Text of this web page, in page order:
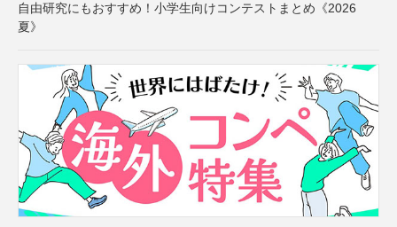
自由研究にもおすすめ！小学生向けコンテストまとめ《2026
夏》